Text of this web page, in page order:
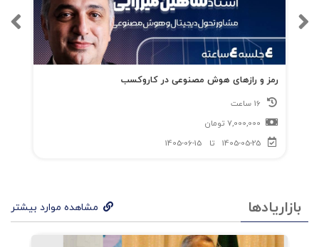
رمز و رازهای هوش مصنوعی در کاروکسب
7,000,000 تومان
1405-05-25
تا 1405-06-15
بازاریادها مشاهده موارد بیشتر